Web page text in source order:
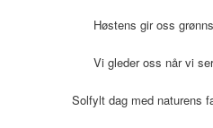
Høstens gir oss
Vi gleder oss når vi
Solfylt dag med naturens